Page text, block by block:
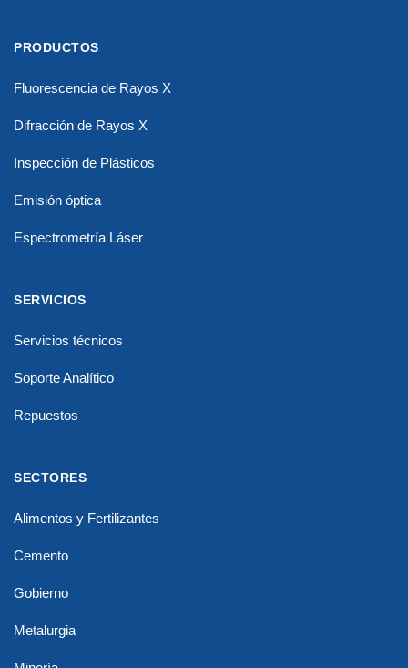
PRODUCTOS
Fluorescencia de Rayos X
Difracción de Rayos X
Inspección de Plásticos
Emisión óptica
Espectrometría Láser
SERVICIOS
Servicios técnicos
Soporte Analítico
Repuestos
SECTORES
Alimentos y Fertilizantes
Cemento
Gobierno
Metalurgia